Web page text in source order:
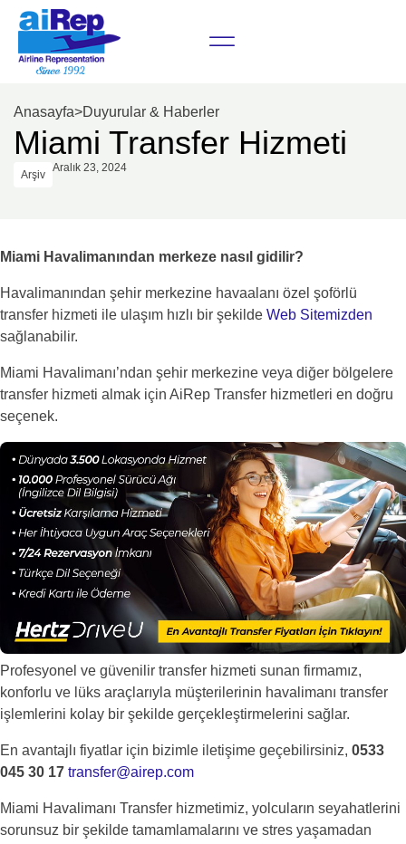
Anasayfa>Duyurular & Haberler
Miami Transfer Hizmeti
Arşiv
Aralık 23, 2024
Miami Havalimanından merkeze nasıl gidilir?
Havalimanından şehir merkezine havaalanı özel şoförlü
transfer hizmeti ile ulaşım hızlı bir şekilde Web Sitemizden
sağlanabilir.
Miami Havalimanı’ndan şehir merkezine veya diğer bölgelere
transfer hizmeti almak için AiRep Transfer hizmetleri en doğru
seçenek.
Profesyonel ve güvenilir transfer hizmeti sunan firmamız,
konforlu ve lüks araçlarıyla müşterilerinin havalimanı transfer
işlemlerini kolay bir şekilde gerçekleştirmelerini sağlar.
En avantajlı fiyatlar için bizimle iletişime geçebilirsiniz, 0533
045 30 17 transfer@airep.com
Miami Havalimanı Transfer hizmetimiz, yolcuların seyahatlerini
sorunsuz bir şekilde tamamlamalarını ve stres yaşamadan